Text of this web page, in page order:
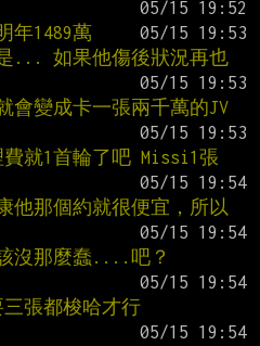
年1489萬
... 如果他傷後狀況再也
會變成卡一張兩千萬的JV
就1首輪了吧 Missi1張
他那個約就很便宜，所以
沒那麼蠢....吧？
張都梭哈才行